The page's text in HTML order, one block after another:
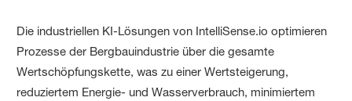
Die industriellen KI-Lösungen von IntelliSense.io optimieren
Prozesse der Bergbauindustrie über die gesamte
Wertschöpfungskette, was zu einer Wertsteigerung,
reduziertem Energie- und Wasserverbrauch, minimiertem